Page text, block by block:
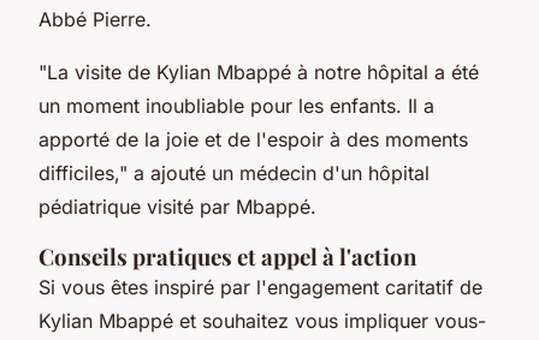
Abbé Pierre.
"La visite de Kylian Mbappé à notre hôpital a été
un moment inoubliable pour les enfants. Il a
apporté de la joie et de l'espoir à des moments
difficiles," a ajouté un médecin d'un hôpital
pédiatrique visité par Mbappé.
Conseils pratiques et appel à l'action
Si vous êtes inspiré par l'engagement caritatif de
Kylian Mbappé et souhaitez vous impliquer vous-